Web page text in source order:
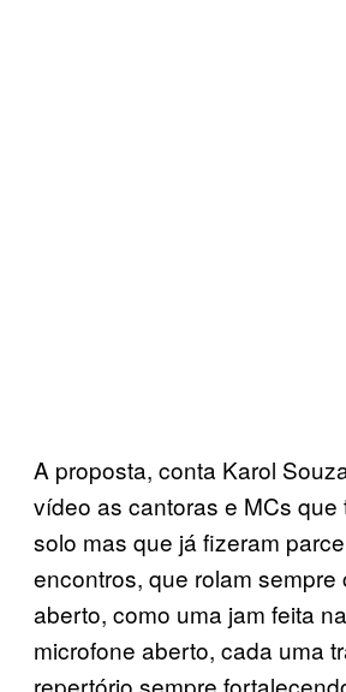
A proposta, conta Karol
vídeo as cantoras e MCs que
solo mas que já fizeram
encontros, que rolam sempre
aberto, como uma jam feita
microfone aberto, cada uma
repertório sempre